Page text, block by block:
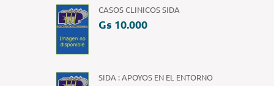
CASOS CLINICOS SIDA
Gs 10.000
SIDA : APOYOS EN EL ENTORNO